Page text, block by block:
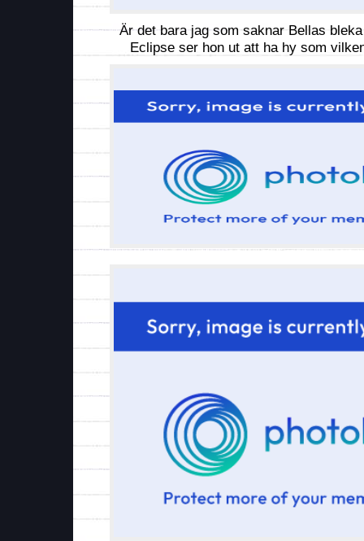
Är det bara jag som saknar Bellas
Eclipse ser hon ut att ha hy som